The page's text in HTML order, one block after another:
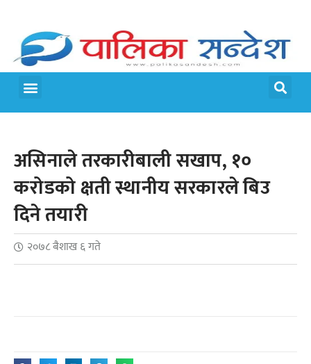
असिनाले तरकारीबाली सखाप, १०
करोडको क्षती स्थानीय सरकारले बिउ
दिने तयारी
२०७८ बैशाख ६ गते